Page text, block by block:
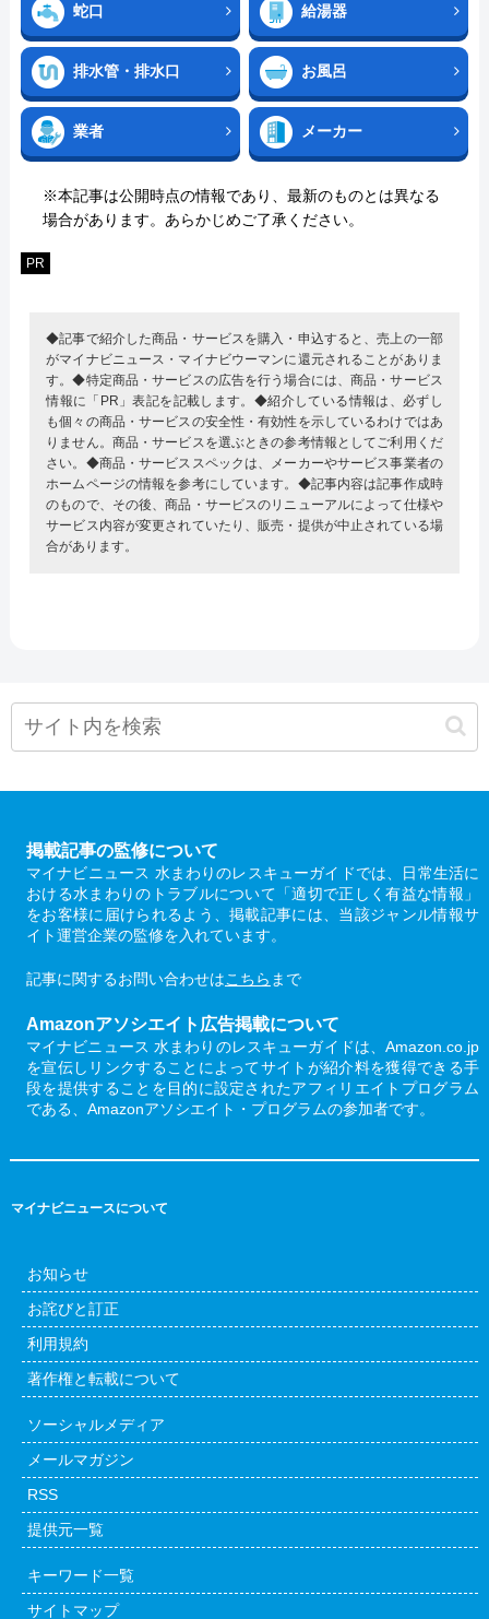
蛇口 給湯器
排水管・排水口 お風呂
業者 メーカー
※本記事は公開時点の情報であり、最新のものとは異なる
場合があります。あらかじめご了承ください。
PR
◆記事で紹介した商品・サービスを購入・申込すると、売上の一部
がマイナビニュース・マイナビウーマンに還元されることがありま
す。◆特定商品・サービスの広告を行う場合には、商品・サービス
情報に「PR」表記を記載します。◆紹介している情報は、必ずし
も個々の商品・サービスの安全性・有効性を示しているわけではあ
りません。商品・サービスを選ぶときの参考情報としてご利用くだ
さい。◆商品・サービススペックは、メーカーやサービス事業者の
ホームページの情報を参考にしています。◆記事内容は記事作成時
のもので、その後、商品・サービスのリニューアルによって仕様や
サービス内容が変更されていたり、販売・提供が中止されている場
合があります。
掲載記事の監修について
マイナビニュース 水まわりのレスキューガイドでは、日常生活に
おける水まわりのトラブルについて「適切で正しく有益な情報」
をお客様に届けられるよう、掲載記事には、当該ジャンル情報サ
イト運営企業の監修を入れています。
記事に関するお問い合わせはこちら まで
Amazonアソシエイト広告掲載について
マイナビニュース 水まわりのレスキューガイドは、Amazon.co.jp
を宣伝しリンクすることによってサイトが紹介料を獲得できる手
段を提供することを目的に設定されたアフィリエイトプログラム
である、Amazonアソシエイト・プログラムの参加者です。
マイナビニュースについて
お知らせ
お詫びと訂正
利用規約
著作権と転載について
ソーシャルメディア
メールマガジン
RSS
提供元一覧
キーワード一覧
サイトマップ